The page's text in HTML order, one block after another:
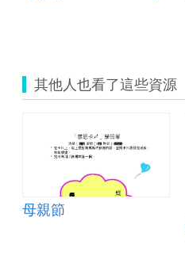
其他人也看了這些資源
母親節